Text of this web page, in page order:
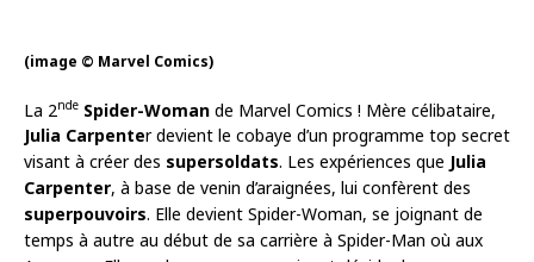
(image © Marvel Comics)
La 2nde Spider-Woman de Marvel Comics ! Mère célibataire,
Julia Carpenter devient le cobaye d’un programme top secret
visant à créer des supersoldats. Les expériences que Julia
Carpenter, à base de venin d’araignées, lui confèrent des
superpouvoirs. Elle devient Spider-Woman, se joignant de
temps à autre au début de sa carrière à Spider-Man où aux